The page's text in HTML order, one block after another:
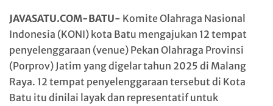
JAVASATU.COM-BATU- Komite Olahraga Nasional
Indonesia (KONI) kota Batu mengajukan 12 tempat
penyelenggaraan (venue) Pekan Olahraga Provinsi
(Porprov) Jatim yang digelar tahun 2025 di Malang
Raya. 12 tempat penyelenggaraan tersebut di Kota
Batu itu dinilai layak dan representatif untuk